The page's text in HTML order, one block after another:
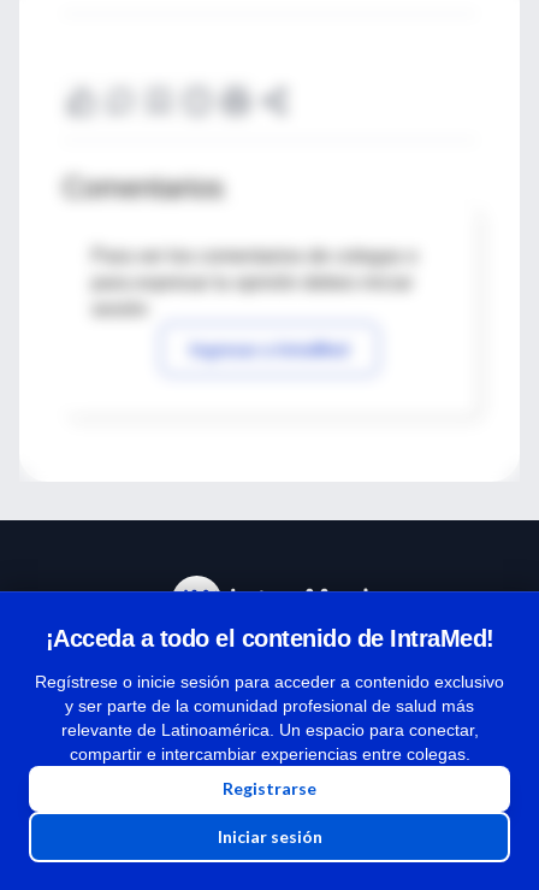
Comentarios
Para ver los comentarios de colegas o
Ingresar a IntraMed
¡Acceda a todo el contenido de IntraMed!
Regístrese o inicie sesión para acceder a contenido exclusivo
y ser parte de la comunidad profesional de salud más
relevante de Latinoamérica. Un espacio para conectar,
compartir e intercambiar experiencias entre colegas.
Registrarse
Iniciar sesión
Términos y condiciones
| Políticas de privacidad
| Todos los derechos reservados | Copyright 1997-2026